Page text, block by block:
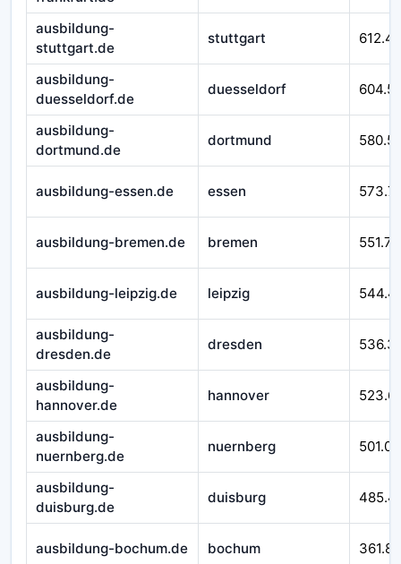
ausbildung-
stuttgart.de
stuttgart
ausbildung-
duesseldorf.de
duesseldorf
ausbildung-
dortmund.de
dortmund
ausbildung-essen.de essen
ausbildung-bremen.de bremen
ausbildung-leipzig.de leipzig
ausbildung-
dresden.de
dresden
ausbildung-
hannover.de
hannover
ausbildung-
nuernberg.de
nuernberg
ausbildung-
duisburg.de
duisburg
ausbildung-bochum.de bochum